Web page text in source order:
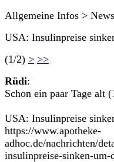
Allgemeine Infos >
USA: Insulinpreise
(1/2) > >>
Rüdi:
Schon ein paar Tage alt
USA: Insulinpreise
https://www.apotheke-
adhoc.de/nachrichten/
insulinpreise-sinken-